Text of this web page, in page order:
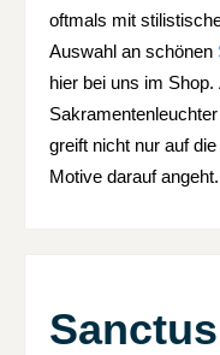
oftmals mit
Auswahl an schönen
hier bei uns im
greift nicht nur auf
Motive darauf angeht.